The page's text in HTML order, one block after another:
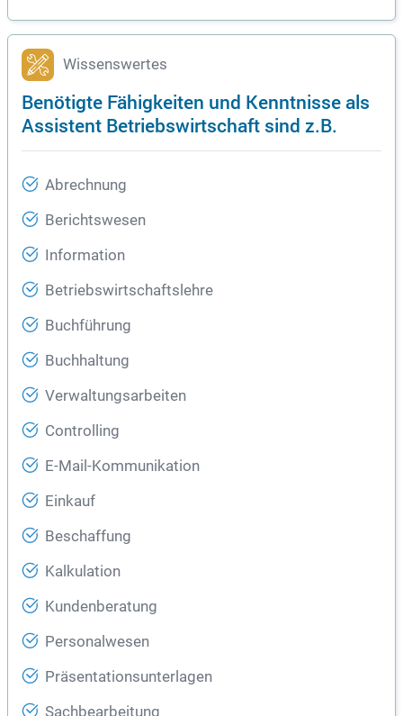
Wissenswertes
Benötigte Fähigkeiten und Kenntnisse als
Assistent Betriebswirtschaft sind z.B.
Abrechnung
Berichtswesen
Information
Betriebswirtschaftslehre
Buchführung
Buchhaltung
Verwaltungsarbeiten
Controlling
E-Mail-Kommunikation
Einkauf
Beschaffung
Kalkulation
Kundenberatung
Personalwesen
Präsentationsunterlagen
Sachbearbeitung